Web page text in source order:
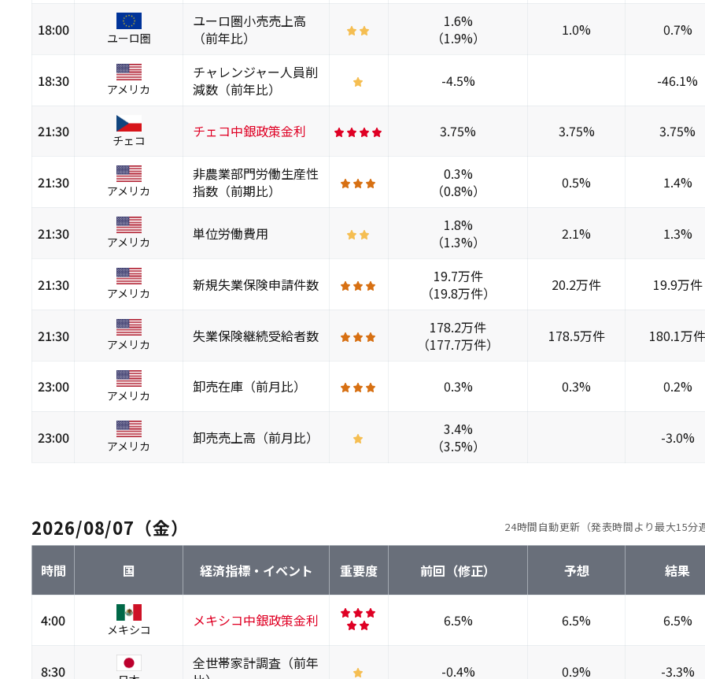
18:00 ユーロ圏
ユーロ圏小売売上高
（前年比）
1.6%
（1.9%）
1.0% 0.7%
18:30 アメリカ
チャレンジャー人員削
減数（前年比）
-4.5% -46.1%
21:30 チェコ チェコ中銀政策金利 3.75% 3.75% 3.75%
21:30 アメリカ
非農業部門労働生産性
指数（前期比）
0.3%
（0.8%）
0.5% 1.4%
21:30 アメリカ 単位労働費用
1.8%
（1.3%）
2.1% 1.3%
21:30 アメリカ 新規失業保険申請件数
19.7万件
（19.8万件）
20.2万件 19.9万件
21:30 アメリカ 失業保険継続受給者数
178.2万件
（177.7万件）
178.5万件 180.1万
23:00 アメリカ 卸売在庫（前月比） 0.3% 0.3% 0.2%
23:00 アメリカ 卸売売上高（前月比）
3.4%
（3.5%）
-3.0%
2026/08/07（金） 24時間自動更新（発表時間より最大15分
時間 国 経済指標・イベント 重要度 前回（修正） 予想 結果
4:00 メキシコ メキシコ中銀政策金利 6.5% 6.5% 6.5%
8:30
全世帯家計調査（前年
-0.4% 0.9% -3.3%